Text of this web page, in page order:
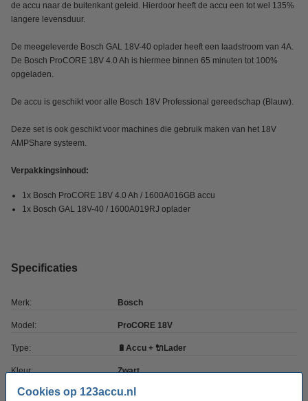
Cookies op 123accu.nl
de accu naar de buitenkant geleid. Hierdoor heeft de accu een tot wel 135%
langere levensduur.
De meegeleverde Bosch GAL 18V-40 oplader heeft een laadstroom van 4A.
De Bosch ProCORE 18V 4.0 Ah is hiermee binnen 65 minuten tot 100%
opgeladen.
De accu is geschikt voor alle Bosch 18V Professional gereedschap (Blauw).
Deze set is ook geschikt voor machines die gebruik maken van het 18V
AMPShare systeem.
Verpakkingsinhoud:
1x Bosch ProCORE 18V 4.0 Ah / 1600A016GB accu
1x Bosch GAL 18V-40 / 1600A019RJ oplader
Specificaties
Merk: Bosch
Model: ProCORE 18V
Type: 🔋Accu + 🔌Lader
Kleur: Zwart
Capaciteit: 4.000 mAh